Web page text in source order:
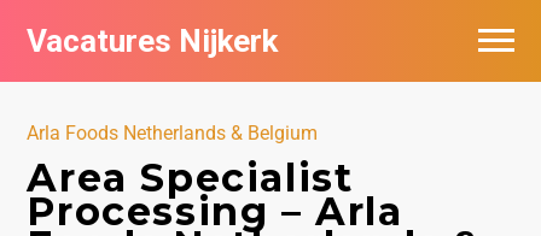
Vacatures Nijkerk
Arla Foods Netherlands & Belgium
Area Specialist
Processing – Arla